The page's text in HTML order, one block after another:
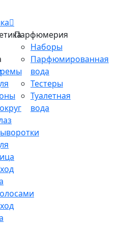
Парфюмерия
Наборы
Парфюмированная
вода
Тестеры
Туалетная
вода